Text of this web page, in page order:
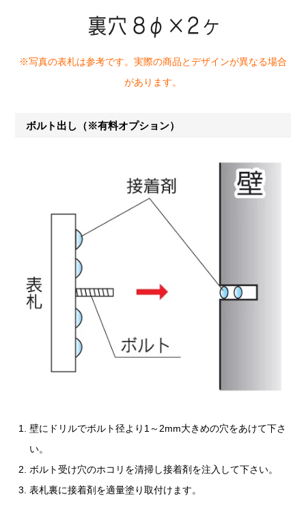
※写真の表札は参考です。実際の商品とデザインが異なる場合
があります。
ボルト出し（※有料オプション）
壁にドリルでボルト径より1～2mm大きめの穴をあけて下さ
い。
ボルト受け穴のホコリを清掃し接着剤を注入して下さい。
表札裏に接着剤を適量塗り取付けます。